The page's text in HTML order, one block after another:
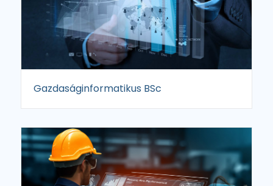
Gazdaságinformatikus BSc